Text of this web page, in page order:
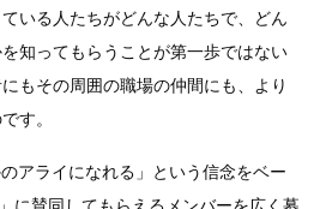
いる人たちがどんな人たちで、どん
知ってもらうことが第一歩ではない
もその周囲の職場の仲間にも、より
す。
アライになれる」という信念をベー
に賛同してもらえるメンバーを広く募